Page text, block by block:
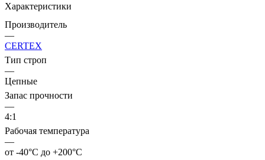
Характеристики
Производитель
—
CERTEX
Тип строп
—
Цепные
Запас прочности
—
4:1
Рабочая температура
—
от -40°C до +200°C